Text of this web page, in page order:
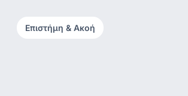
Επιστήμη & Ακοή